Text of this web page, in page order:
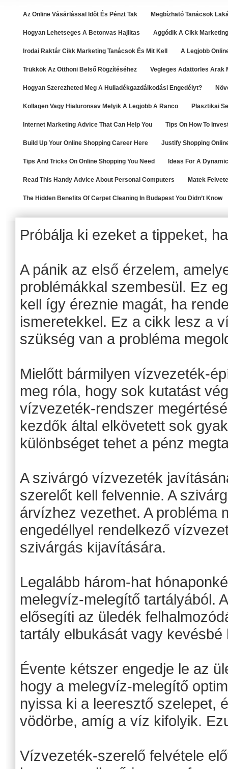
Az Online Vásárlással Időt És Pénzt Tak Megbízható Tanácsok
Hogyan Lehetseges A Betonvas Hajlitas Aggódik A Cikk
Irodai Raktár Cikk Marketing Tanácsok És Mit Kell A Legjobb
Trükkök Az Otthoni Belső Rögzítéséhez Vegleges Adattorles Arak
Hogyan Szerezheted Meg A Hulladékgazdálkodási Engedélyt?
Kollagen Vagy Hialuronsav Melyik A Legjobb A Ranco Plasztikai
Internet Marketing Advice That Can Help You Tips On How To
Build Up Your Online Shopping Career Here Justify Shopping
Tips And Tricks On Online Shopping You Need Ideas For A
Read This Handy Advice About Personal Computers Matek
The Hidden Benefits Of Carpet Cleaning In Budapest You Didn’t Know
Próbálja ki ezeket a tippeket,
A pánik az első érzelem,
problémákkal szembesül. Ez
kell így éreznie magát, ha
ismeretekkel. Ez a cikk lesz a
szükség van a probléma
Mielőtt bármilyen vízvezeték-
meg róla, hogy sok kutatást
vízvezeték-rendszer
kezdők által elkövetett sok
különbséget tehet a pénz
A szivárgó vízvezeték
szerelőt kell felvennie. A
árvízhez vezethet. A probléma
engedéllyel rendelkező
szivárgás kijavítására.
Legalább három-hat
melegvíz-melegítő tartályából.
elősegíti az üledék
tartály elbukását vagy
Évente kétszer engedje le az
hogy a melegvíz-melegítő
nyissa ki a leeresztő szelepet,
vödörbe, amíg a víz kifolyik.
Vízvezeték-szerelő felvétele